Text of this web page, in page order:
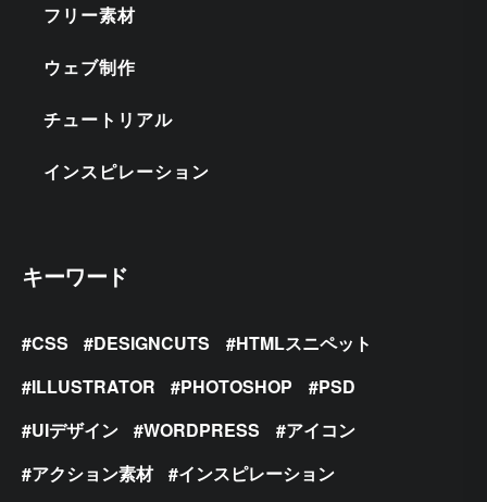
フリー素材
ウェブ制作
チュートリアル
インスピレーション
キーワード
CSS DESIGNCUTS
HTMLスニペット
ILLUSTRATOR
PHOTOSHOP
PSD
UIデザイン
WORDPRESS
アイコン
アクション素材
インスピレーション